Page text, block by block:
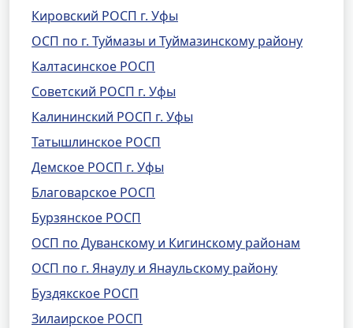
Кировский РОСП г. Уфы
ОСП по г. Туймазы и Туймазинскому району
Калтасинское РОСП
Советский РОСП г. Уфы
Калининский РОСП г. Уфы
Татышлинское РОСП
Демское РОСП г. Уфы
Благоварское РОСП
Бурзянское РОСП
ОСП по Дуванскому и Кигинскому районам
ОСП по г. Янаулу и Янаульскому району
Буздякское РОСП
Зилаирское РОСП